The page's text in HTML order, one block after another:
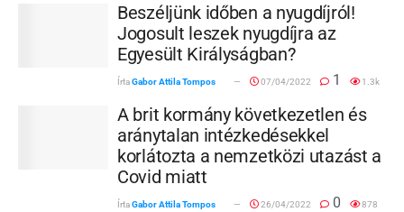
Beszéljünk időben a nyugdíjról!
Jogosult leszek nyugdíjra az
Egyesült Királyságban?
ÍrtaGabor Attila Tompos 07/04/2022 1 1.3k
A brit kormány következetlen és
aránytalan intézkedésekkel
korlátozta a nemzetközi utazást a
Covid miatt
ÍrtaGabor Attila Tompos 26/04/2022 0 878